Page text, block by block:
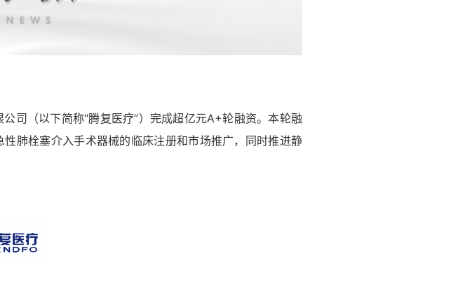
司（以下简称“腾复医疗”）完成超亿元A+轮融资。本轮融
肺栓塞介入手术器械的临床注册和市场推广，同时推进静